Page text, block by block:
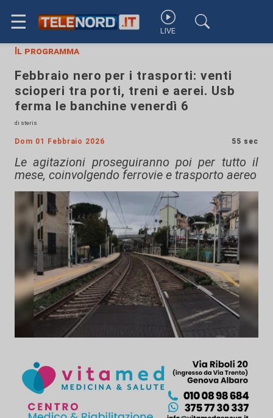
☰ LIVE
Il programma
Febbraio nero per i trasporti: venti
scioperi tra porti, treni e aerei. Usb
ferma le banchine venerdì 6
di steris
Dom 01 Febbraio 2026 55 sec
Le agitazioni proseguiranno poi per tutto il
mese, coinvolgendo ferrovie e trasporto aereo